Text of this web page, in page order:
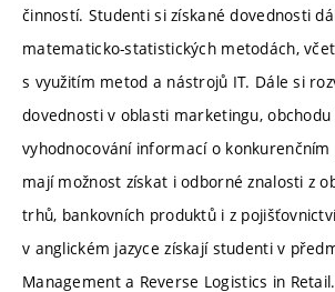
činností. Studenti si získané dovednosti
matematicko-statistických metodách,
s využitím metod a nástrojů IT. Dále si
dovednosti v oblasti marketingu, obchodu
vyhodnocování informací o
mají možnost získat i odborné znalosti z
trhů, bankovních produktů i z
v anglickém jazyce získají studenti v
Management a Reverse Logistics in